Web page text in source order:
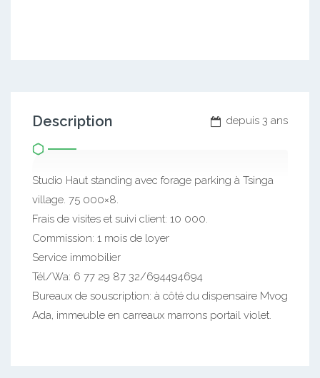
depuis 3 ans
Description
Studio Haut standing avec forage parking à Tsinga
village. 75 000×8.
Frais de visites et suivi client: 10 000.
Commission: 1 mois de loyer
Service immobilier
Tél/Wa: 6 77 29 87 32/694494694
Bureaux de souscription: à côté du dispensaire Mvog
Ada, immeuble en carreaux marrons portail violet.